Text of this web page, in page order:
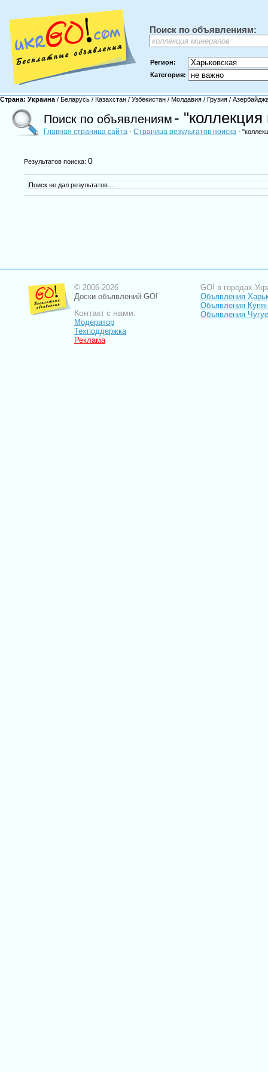
Поиск по объявлениям:
Регион:
Категория:
Страна: Украина / Беларусь / Казахстан / Узбекистан / Молдавия / Грузия /
Поиск по объявлениям -
Главная страница сайта - Страница результатов поиска -
Результатов поиска: 0
Поиск не дал результатов...
© 2006-2026
Доски объявлений GO!
Контакт с нами:
Модератор
Техподдержка
Реклама
GO! в городах
Объявления
Объявления
Объявления